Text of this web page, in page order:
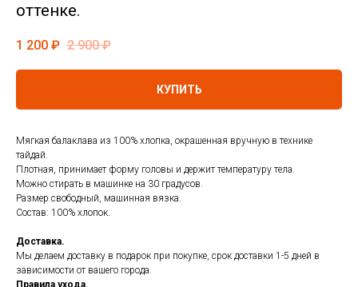
оттенке.
1 200 ₽ 2 900 ₽
КУПИТЬ
Мягкая балаклава из 100% хлопка, окрашенная вручную в технике
тайдай.
Плотная, принимает форму головы и держит температуру тела.
Можно стирать в машинке на 30 градусов.
Размер свободный, машинная вязка.
Состав: 100% хлопок.
Доставка.
Мы делаем доставку в подарок при покупке, срок доставки 1-5 дней в
зависимости от вашего города.